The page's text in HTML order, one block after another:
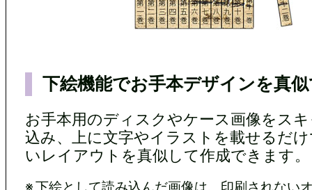
下絵機能でお手本デザインを真
お手本用のディスクやケース画像をス
込み、上に文字やイラストを載せるだ
いレイアウトを真似して作成できます。
※ 下絵として読み込んだ画像は、印刷されない